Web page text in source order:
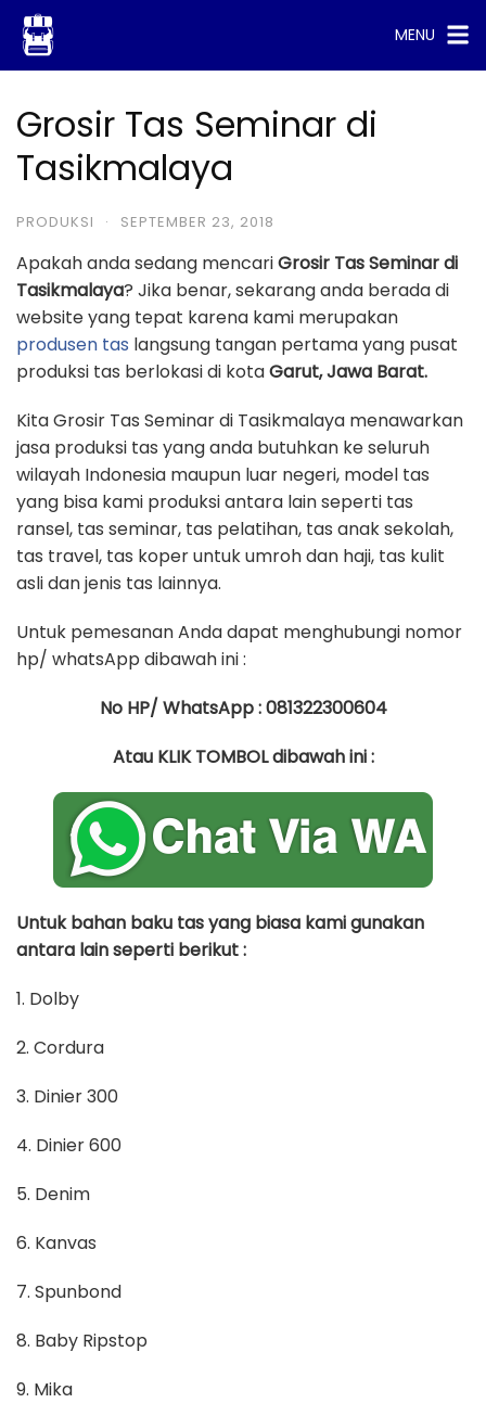
Skip
content
MENU
Grosir Tas Seminar di
Tasikmalaya
PRODUKSI · SEPTEMBER 23, 2018
Apakah anda sedang mencariGrosir Tas Seminar di
Tasikmalaya? Jika benar, sekarang anda berada di
website yang tepat karena kami merupakan
produsen tas langsung tangan pertama yang pusat
produksi tas berlokasi di kotaGarut, Jawa Barat.
Kita Grosir Tas Seminar di Tasikmalaya menawarkan
jasa produksi tas yang anda butuhkan ke seluruh
wilayah Indonesia maupun luar negeri, model tas
yang bisa kami produksi antara lain seperti tas
ransel, tas seminar, tas pelatihan, tas anak sekolah,
tas travel, tas koper untuk umroh dan haji, tas kulit
asli dan jenis tas lainnya.
Untuk pemesanan Anda dapat menghubungi nomor
hp/ whatsApp dibawah ini :
No HP/ WhatsApp : 081322300604
Atau KLIK TOMBOL dibawah ini :
Untuk bahan baku tas yang biasa kami gunakan
antara lain seperti berikut :
1. Dolby
2. Cordura
3. Dinier 300
4. Dinier 600
5. Denim
6. Kanvas
7. Spunbond
8. Baby Ripstop
9. Mika